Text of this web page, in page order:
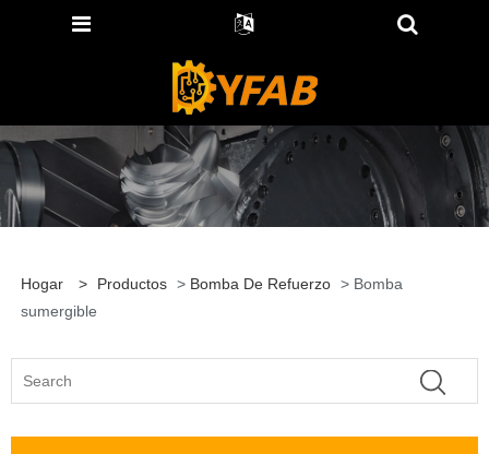
Hogar > Productos > Bomba De Refuerzo > Bomba
sumergible